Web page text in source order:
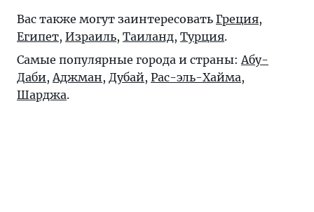
Вас также могут заинтересовать Греция,
Египет, Израиль, Таиланд, Турция.
Самые популярные города и страны: Абу-
Даби, Аджман, Дубай, Рас-эль-Хайма,
Шарджа.